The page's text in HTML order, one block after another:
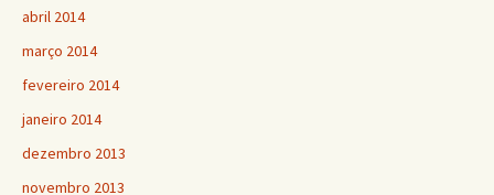
abril 2014
março 2014
fevereiro 2014
janeiro 2014
dezembro 2013
novembro 2013